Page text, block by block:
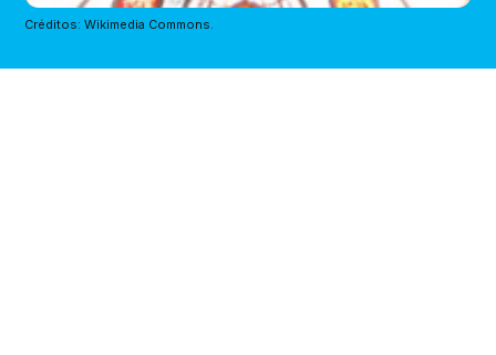
Créditos: Wikimedia Commons.